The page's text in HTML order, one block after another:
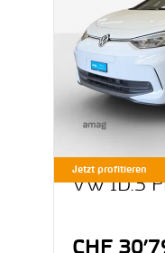
Jetzt profitieren
VW ID.3
CHF